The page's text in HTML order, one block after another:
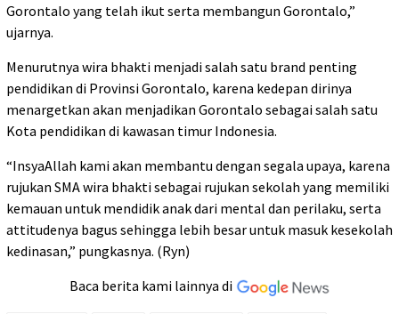
Gorontalo yang telah ikut serta membangun Gorontalo,”
ujarnya.
Menurutnya wira bhakti menjadi salah satu brand penting
pendidikan di Provinsi Gorontalo, karena kedepan dirinya
menargetkan akan menjadikan Gorontalo sebagai salah satu
Kota pendidikan di kawasan timur Indonesia.
“InsyaAllah kami akan membantu dengan segala upaya, karena
rujukan SMA wira bhakti sebagai rujukan sekolah yang memiliki
kemauan untuk mendidik anak dari mental dan perilaku, serta
attitudenya bagus sehingga lebih besar untuk masuk kesekolah
kedinasan,” pungkasnya. (Ryn)
Baca berita kami lainnya di